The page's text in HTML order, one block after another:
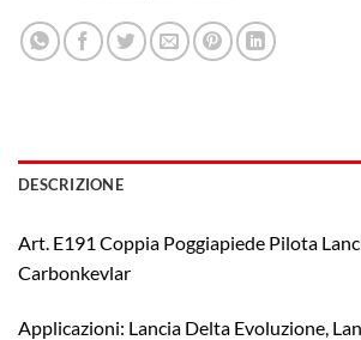
DESCRIZIONE
Art. E191 Coppia Poggiapiede Pilota
Carbonkevlar
Applicazioni: Lancia Delta Evoluzione,